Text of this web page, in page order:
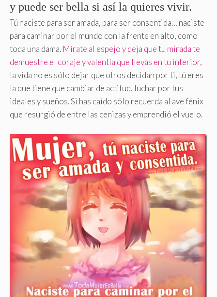
y puede ser bella si así la quieres vivir.
Tú naciste para ser amada, para ser consentida… naciste
para caminar por el mundo con la frente en alto, como
toda una dama. Mírate al espejo y deja que tu mirada te
demuestre el coraje y valentía que llevas en tu interior,
la vida no es sólo dejar que otros decidan por ti, tú eres
la que tiene que cambiar de actitud, luchar por tus
ideales y sueños.Si has caído sólo recuerda al ave fénix
que resurgió de entre las cenizas y emprendió el vuelo.